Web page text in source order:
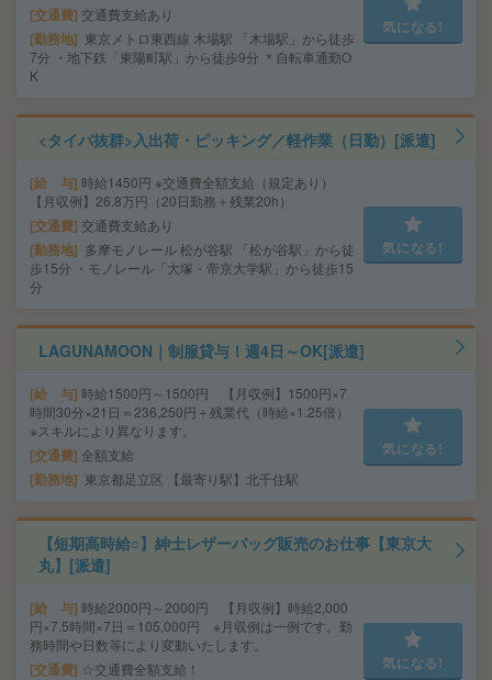
交通費 交通費支給あり
勤務地
東京メトロ東西線 木場駅 「木場駅」から徒歩
7分 ・地下鉄「東陽町駅」から徒歩9分 ＊自転車通勤O
K
気になる!
<タイパ抜群>入出荷・ピッキング／軽作業（日勤）[派遣]
給 与 時給1450円 ※交通費全額支給（規定あり）
【月収例】26.8万円（20日勤務＋残業20h）
交通費 交通費支給あり
勤務地
多摩モノレール 松が谷駅 「松が谷駅」から徒
歩15分 ・モノレール「大塚・帝京大学駅」から徒歩15
分
気になる!
LAGUNAMOON｜制服貸与！週4日～OK[派遣]
給 与 時給1500円～1500円 【月収例】1500円×7
時間30分×21日＝236,250円＋残業代（時給×1.25倍）
※スキルにより異なります。
交通費 全額支給
勤務地 東京都足立区 【最寄り駅】北千住駅
気になる!
【短期高時給○】紳士レザーバッグ販売のお仕事【東京大
丸】[派遣]
給 与 時給2000円～2000円 【月収例】時給2,000
円×7.5時間×7日＝105,000円 ※月収例は一例です。勤
務時間や日数等により変動いたします。
交通費 ☆交通費全額支給！ 気になる!